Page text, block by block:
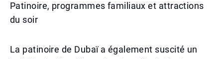
Patinoire, programmes familiaux et attractions
du soir
La patinoire de Dubaï a également suscité un